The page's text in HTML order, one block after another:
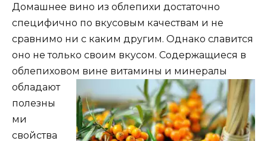
Домашнее вино из облепихи достаточно
специфично по вкусовым качествам и не
сравнимо ни с каким другим. Однако славится
оно не только своим вкусом. Содержащиеся в
облепиховом вине витамины и минералы
обладают
полезны
ми
свойства